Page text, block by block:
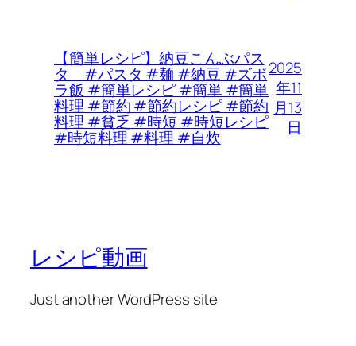
【簡単レシピ】納豆こんぶパス
タ #パスタ #麺 #納豆 #ズボ
ラ飯 #簡単レシピ #簡単 #簡単
料理 #節約 #節約レシピ #節約
料理 #貧乏 #時短 #時短レシピ
#時短料理 #料理 #自炊
2025
年11
月13
日
レシピ動画
Just another WordPress site